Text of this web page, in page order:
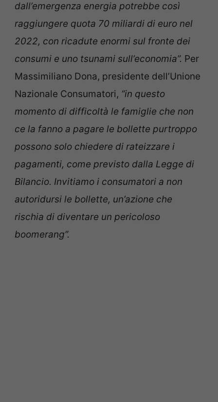
dall’emergenza energia potrebbe così
raggiungere quota 70 miliardi di euro nel
2022, con ricadute enormi sul fronte dei
consumi e uno tsunami sull’economia”. Per
Massimiliano Dona, presidente dell’Unione
Nazionale Consumatori, “in questo
momento di difficoltà le famiglie che non
ce la fanno a pagare le bollette purtroppo
possono solo chiedere di rateizzare i
pagamenti, come previsto dalla Legge di
Bilancio. Invitiamo i consumatori a non
autoridursi le bollette, un’azione che
rischia di diventare un pericoloso
boomerang”.